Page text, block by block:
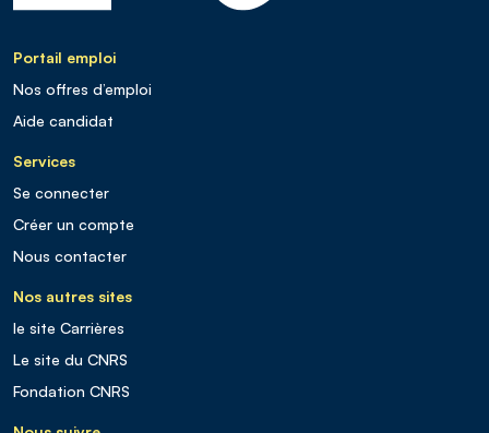
Portail emploi
Nos offres d’emploi
Aide candidat
Services
Se connecter
Créer un compte
Nous contacter
Nos autres sites
le site Carrières
Le site du CNRS
Fondation CNRS